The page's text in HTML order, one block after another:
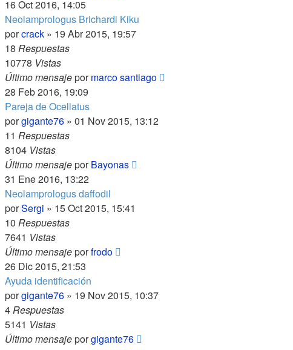
16 Oct 2016, 14:05
Neolamprologus Brichardi Kiku
porcrack » 19 Abr 2015, 19:57
18 Respuestas
10778 Vistas
Último mensajepormarco santiago
28 Feb 2016, 19:09
Pareja de Ocellatus
porgigante76 » 01 Nov 2015, 13:12
11 Respuestas
8104 Vistas
Último mensajeporBayonas
31 Ene 2016, 13:22
Neolamprologus daffodil
porSergi » 15 Oct 2015, 15:41
10 Respuestas
7641 Vistas
Último mensajeporfrodo
26 Dic 2015, 21:53
Ayuda identificación
porgigante76 » 19 Nov 2015, 10:37
4Respuestas
5141 Vistas
Último mensajeporgigante76